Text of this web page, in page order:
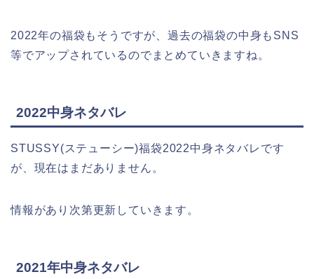
2022年の福袋もそうですが、過去の福袋の中身もSNS
等でアップされているのでまとめていきますね。
2022中身ネタバレ
STUSSY(ステューシー)福袋2022中身ネタバレです
が、現在はまだありません。
情報があり次第更新していきます。
2021年中身ネタバレ